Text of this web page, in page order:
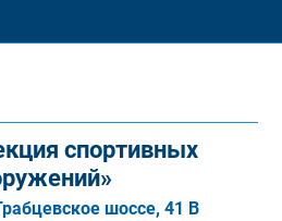
спортивных
шоссе, 41 В